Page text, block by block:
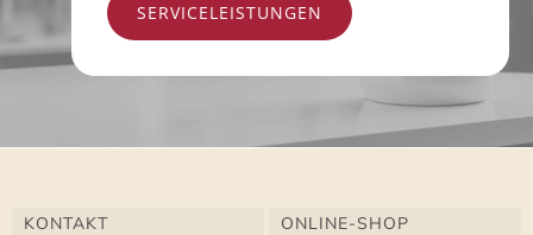
SERVICELEISTUNGEN
KONTAKT ONLINE-SHOP